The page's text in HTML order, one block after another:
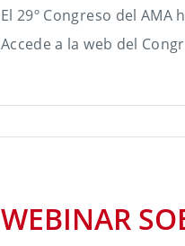
El 29º Congreso del
Accede a la web del
WEBINAR